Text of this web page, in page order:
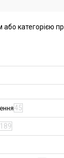
категорією
45
189